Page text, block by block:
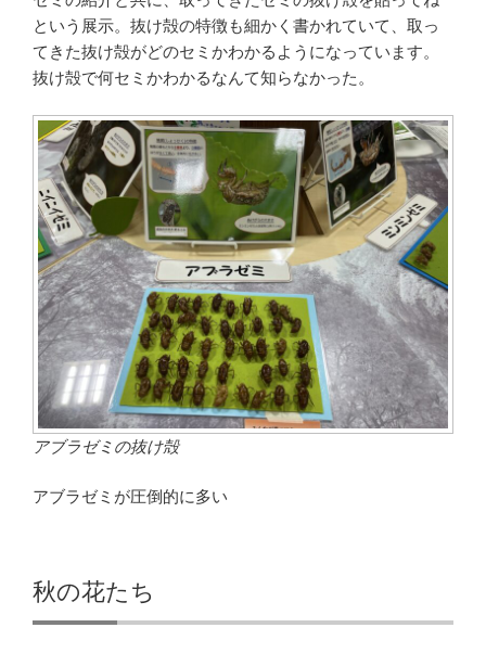
という展示。抜け殻の特徴も細かく書かれていて、取っ
てきた抜け殻がどのセミかわかるようになっています。
抜け殻で何セミかわかるなんて知らなかった。
アブラゼミの抜け殻
アブラゼミが圧倒的に多い
秋の花たち